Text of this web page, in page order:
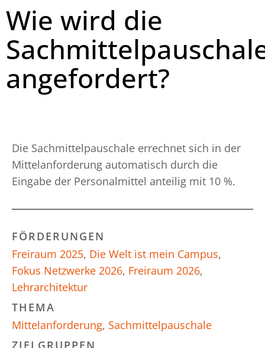
Wie wird die
angefordert?
Die Sachmittelpauschale errechnet sich in der
Mittelanforderung automatisch durch die
Eingabe der Personalmittel anteilig mit 10 %.
FÖRDERUNGEN
Freiraum 2025, Die Welt ist mein Campus,
Fokus Netzwerke 2026, Freiraum 2026,
Lehrarchitektur
THEMA
Mittelanforderung, Sachmittelpauschale